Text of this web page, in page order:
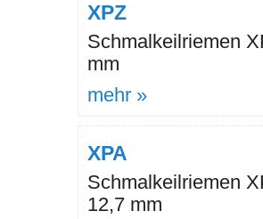
XPZ
Schmalkeilriemen
mm
mehr »
XPA
Schmalkeilriemen
12,7 mm